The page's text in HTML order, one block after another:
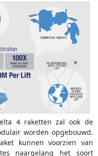
4 raketten zal ook de
worden opgebouwd.
kunnen voorzien van
naargelang het soort